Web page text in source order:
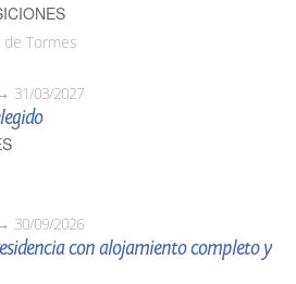
de Tormes
31/03/2027
30/09/2026
con alojamiento completo y